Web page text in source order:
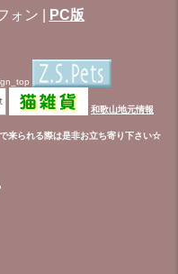
ォン PC版
和歌山地元情報
来られる際は是非お立ち寄り下さい☆